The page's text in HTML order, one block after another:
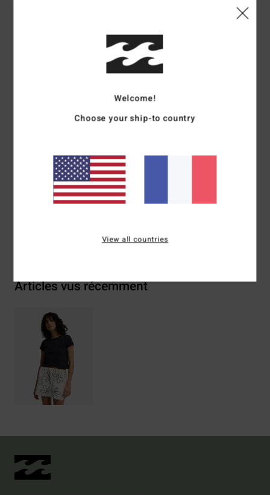
Longueur de la couture interne :
taille haute
taille élastique
Composition[Matière principale] 100% coton
Traçabilité du produit (Loi Agec)
Livraison & Retours
Articles vus récemment
Welcome!
Choose your ship-to country
View all countries